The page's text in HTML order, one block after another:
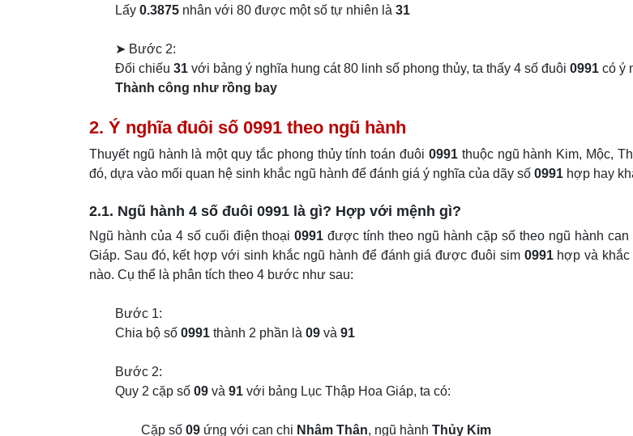
Lấy 0.3875 nhân với 80 được một số tự nhiên là 31
➤ Bước 2:
Đối chiếu31 với bảng ý nghĩa hung cát 80 linh số phong thủy, ta thấy 4 số đuôi0991 có ý
Thành công như rồng bay
2. Ý nghĩa đuôi số 0991 theo ngũ hành
Thuyết ngũ hành là một quy tắc phong thủy tính toán đuôi 0991thuộc ngũ hành Kim, Mộc,
đó, dựa vào mối quan hệ sinh khắc ngũ hành để đánh giá ý nghĩa của dãy số 0991 hợp hay
2.1. Ngũ hành 4 số đuôi 0991 là gì? Hợp với mệnh gì?
Ngũ hành của 4 số cuối điện thoại0991 được tính theo ngũ hành cặp số theo ngũ hành can
Giáp. Sau đó, kết hợp với sinh khắc ngũ hành để đánh giá được đuôi sim 0991hợp và khắc
nào. Cụ thể là phân tích theo 4 bước như sau:
Bước 1:
Chia bộ số 0991 thành 2 phần là 09 và 91
Bước 2:
Quy 2 cặp số 09 và 91 với bảng Lục Thập Hoa Giáp, ta có:
Cặp số 09 ứng với can chi Nhâm Thân, ngũ hành Thủy Kim